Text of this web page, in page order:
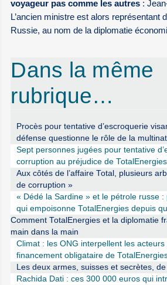
voyageur pas comme les autres :
L’ancien ministre est alors représentant
Russie, au nom de la diplomatie
Dans la même
rubrique…
Procès pour tentative d’escroquerie
défense questionne le rôle de la
Sept personnes jugées pour tentative
corruption au préjudice de TotalEnergies
Aux côtés de l’affaire Total, plusieurs
de corruption »
« Dédé la Sardine » et le pétrole russe :
qui empoisonne TotalEnergies depuis
Comment TotalEnergies et la diplomatie
main dans la main
Climat : les ONG interpellent les
financement obligataire de
Les deux armes, suisses et secrètes,
Rachida Dati : ces 300 000 euros qui